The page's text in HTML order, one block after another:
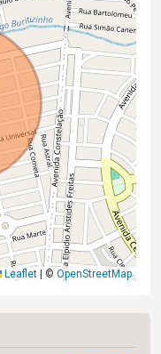
Leaflet | © OpenStreetMap